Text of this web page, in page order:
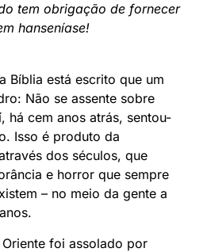
tem obrigação de fornecer
hanseníase!
Bíblia está escrito que um
Não se assente sobre
há cem anos atrás, sentou-
Isso é produto da
dos séculos, que
e horror que sempre
– no meio da gente a
foi assolado por